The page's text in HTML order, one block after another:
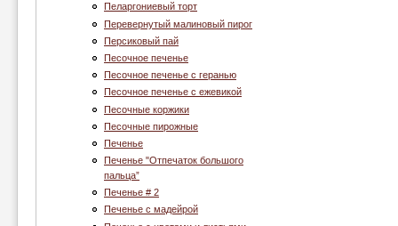
Пеларгониевый торт
Перевернутый малиновый пирог
Персиковый пай
Песочное печенье
Песочное печенье с геранью
Песочное печенье с ежевикой
Песочные коржики
Песочные пирожные
Печенье
Печенье "Отпечаток большого
пальца”
Печенье # 2
Печенье c мадейрой